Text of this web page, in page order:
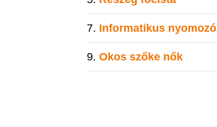
Informatikus nyomozó
Okos szőke nők